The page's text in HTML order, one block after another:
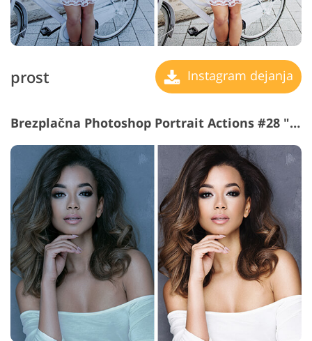
prost Instagram dejanja
Brezplačna Photoshop Portrait Actions #28 "Fashion"